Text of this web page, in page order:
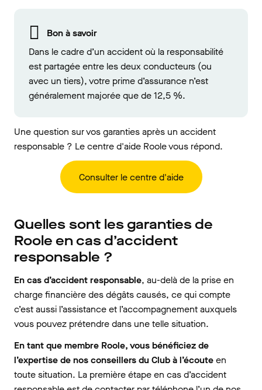
Bon à savoir
Dans le cadre d’un accident où la responsabilité
est partagée entre les deux conducteurs (ou
avec un tiers), votre prime d’assurance n’est
généralement majorée que de 12,5 %.
Une question sur vos garanties après un accident
responsable ? Le centre d'aide Roole vous répond.
Consulter le centre d'aide
Quelles sont les garanties de
Roole en cas d’accident
responsable ?
En cas d’accident responsable, au-delà de la prise en
charge financière des dégâts causés, ce qui compte
c’est aussi l’assistance et l’accompagnement auxquels
vous pouvez prétendre dans une telle situation.
En tant que membre Roole, vous bénéficiez de
l’expertise de nos conseillers du Club à l’écouteen
toute situation. La première étape en cas d’accident